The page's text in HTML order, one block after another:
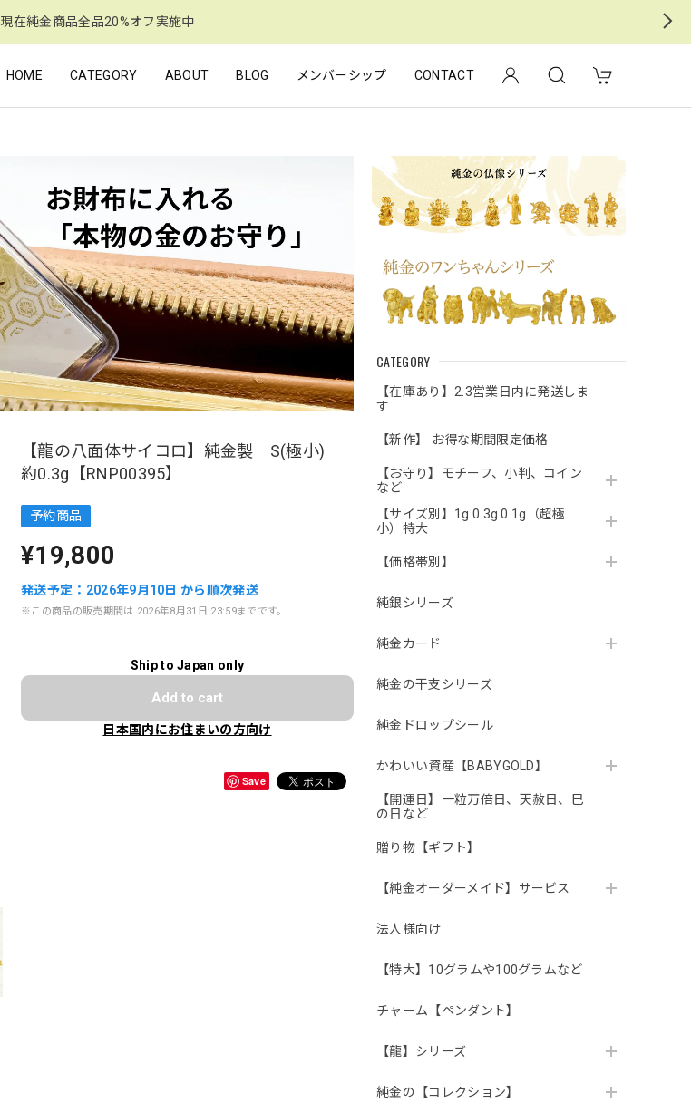
現在純金商品全品20%オフ実施中
HOME CATEGORY ABOUT BLOG メンバーシップ CONTACT
CATEGORY
【在庫あり】2.3営業日内に発送しま
す
【新作】 お得な期間限定価格
【お守り】モチーフ、小判、コイン
など
【サイズ別】1g 0.3g 0.1g（超極
小）特大
【価格帯別】
純銀シリーズ
純金カード
純金の干支シリーズ
純金ドロップシール
かわいい資産【BABYGOLD】
【開運日】一粒万倍日、天赦日、巳
の日など
贈り物【ギフト】
【純金オーダーメイド】サービス
法人様向け
【特大】10グラムや100グラムなど
チャーム【ペンダント】
【龍】シリーズ
純金の【コレクション】
【龍の八面体サイコロ】純金製 S(極小)
約0.3g【RNP00395】
予約商品
¥19,800
発送予定：2026年9月10日 から順次発送
※この商品の販売期間は 2026年8月31日 23:59までです。
Ship to Japan only
Add to cart
日本国内にお住まいの方向け
Save